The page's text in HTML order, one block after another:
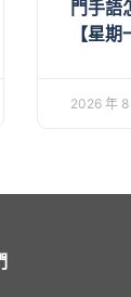
門手語
【星期
2026 年 8